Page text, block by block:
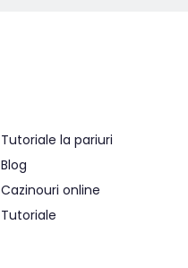
Tutoriale la pariuri
Blog
Cazinouri online
Tutoriale